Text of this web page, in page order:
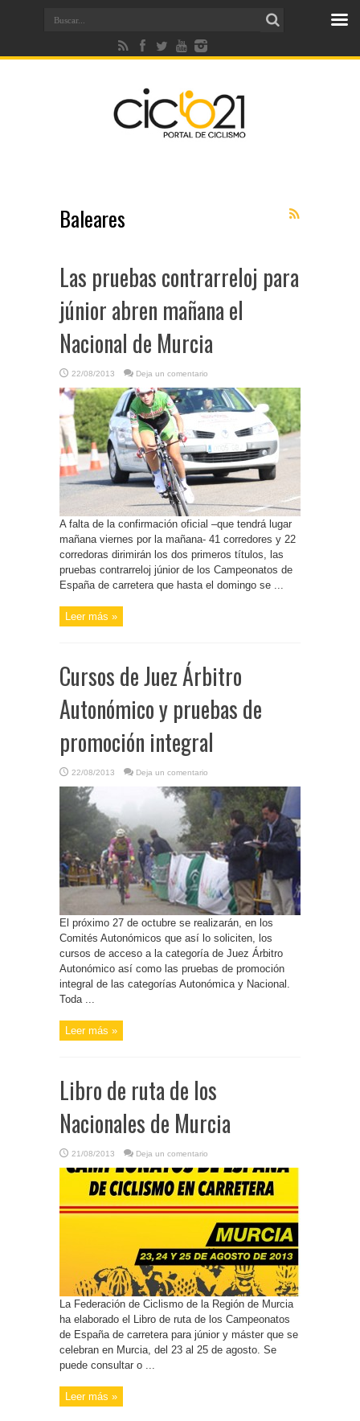
Baleares
Las pruebas contrarreloj para
júnior abren mañana el
Nacional de Murcia
22/08/2013 Deja un comentario
A falta de la confirmación oficial –que tendrá lugar
mañana viernes por la mañana- 41 corredores y 22
corredoras dirimirán los dos primeros títulos, las
pruebas contrarreloj júnior de los Campeonatos de
España de carretera que hasta el domingo se ...
Leer más »
Cursos de Juez Árbitro
Autonómico y pruebas de
promoción integral
22/08/2013 Deja un comentario
El próximo 27 de octubre se realizarán, en los
Comités Autonómicos que así lo soliciten, los
cursos de acceso a la categoría de Juez Árbitro
Autonómico así como las pruebas de promoción
integral de las categorías Autonómica y Nacional.
Toda ...
Leer más »
Libro de ruta de los
Nacionales de Murcia
21/08/2013 Deja un comentario
La Federación de Ciclismo de la Región de Murcia
ha elaborado el Libro de ruta de los Campeonatos
de España de carretera para júnior y máster que se
celebran en Murcia, del 23 al 25 de agosto. Se
puede consultar o ...
Leer más »